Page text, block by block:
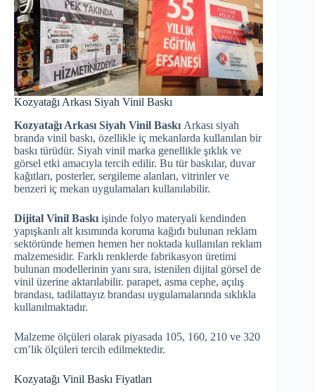
Kozyatağı Arkası Siyah Vinil Baskı
Kozyatağı Arkası Siyah Vinil Baskı Arkası siyah
branda vinil baskı, özellikle iç mekanlarda kullanılan bir
baskı türüdür. Siyah vinil marka genellikle şıklık ve
görsel etki amacıyla tercih edilir. Bu tür baskılar, duvar
kağıtları, posterler, sergileme alanları, vitrinler ve
benzeri iç mekan uygulamaları kullanılabilir.
Dijital Vinil Baskı işinde folyo materyali kendinden
yapışkanlı alt kısımında koruma kağıdı bulunan reklam
sektöründe hemen hemen her noktada kullanılan reklam
malzemesidir. Farklı renklerde fabrikasyon üretimi
bulunan modellerinin yanı sıra, istenilen dijital görsel de
vinil üzerine aktarılabilir. parapet, asma cephe, açılış
brandası, tadilattayız brandası uygulamalarında sıklıkla
kullanılmaktadır.
Malzeme ölçüleri olarak piyasada 105, 160, 210 ve 320
cm’lik ölçüleri tercih edilmektedir.
Kozyatağı Vinil Baskı Fiyatları